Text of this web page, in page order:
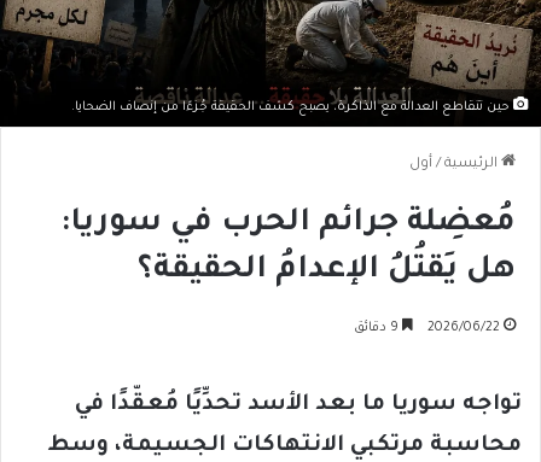
حين تتقاطع العدالة مع الذاكرة، يصبح كشف الحقيقة جُزءًا من إنصاف الضحايا.
الرئيسية / أول
مُعضِلة جرائم الحرب في سوريا:
هل يَقتُلُ الإعدامُ الحقيقة؟
2026/06/22
تواجه سوريا ما بعد الأسد تحدِّيًا مُعقّدًا في
محاسبة مرتكبي الانتهاكات الجسيمة، وسط